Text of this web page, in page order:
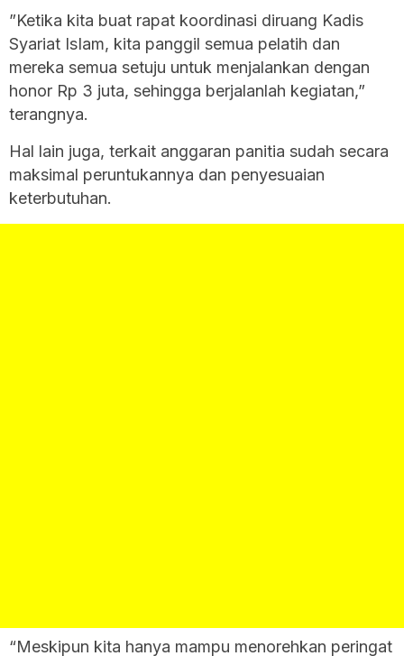
‎”Ketika kita buat rapat koordinasi diruang Kadis
Syariat IsIam, kita panggil semua pelatih dan
mereka semua setuju untuk menjalankan dengan
honor Rp 3 juta, sehingga berjalanlah kegiatan,”
terangnya.
Hal lain juga, terkait anggaran panitia sudah secara
maksimal peruntukannya dan penyesuaian
keterbutuhan.
“Meskipun kita hanya mampu menorehkan peringat